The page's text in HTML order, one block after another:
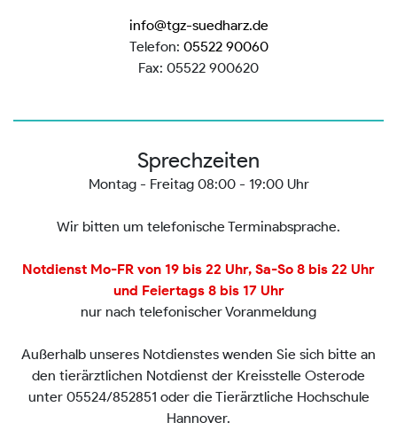
info@tgz-suedharz.de
Telefon: 05522 90060
Fax: 05522 900620
Sprechzeiten
Montag - Freitag 08:00 - 19:00 Uhr
Wir bitten um telefonische Terminabsprache.
Notdienst Mo-FR von 19 bis 22 Uhr, Sa-So 8 bis 22 Uhr
und Feiertags 8 bis 17 Uhr
nur nach telefonischer Voranmeldung
Außerhalb unseres Notdienstes wenden Sie sich bitte an
den tierärztlichen Notdienst der Kreisstelle Osterode
unter 05524/852851 oder die Tierärztliche Hochschule
Hannover.